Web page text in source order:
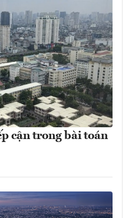
cận trong bài toán